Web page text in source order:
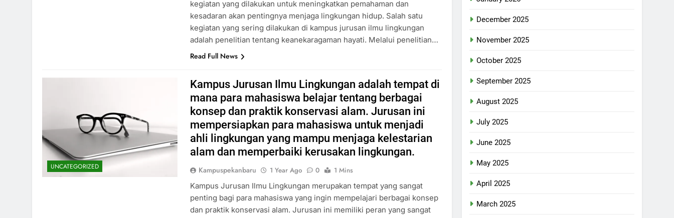
kegiatan yang dilakukan untuk meningkatkan pemahaman dan
kesadaran akan pentingnya menjaga lingkungan hidup. Salah satu
kegiatan yang sering dilakukan di kampus jurusan ilmu lingkungan
adalah penelitian tentang keanekaragaman hayati. Melalui penelitian…
Read Full News
UNCATEGORIZED
Kampus Jurusan Ilmu Lingkungan adalah tempat di
mana para mahasiswa belajar tentang berbagai
konsep dan praktik konservasi alam. Jurusan ini
mempersiapkan para mahasiswa untuk menjadi
ahli lingkungan yang mampu menjaga kelestarian
alam dan memperbaiki kerusakan lingkungan.
Kampuspekanbaru 1 Year Ago 0
1 Mins
Kampus Jurusan Ilmu Lingkungan merupakan tempat yang sangat
penting bagi para mahasiswa yang ingin mempelajari berbagai konsep
dan praktik konservasi alam. Jurusan ini memiliki peran yang sangat
December 2025
November 2025
October 2025
September 2025
August 2025
July 2025
June 2025
May 2025
April 2025
March 2025